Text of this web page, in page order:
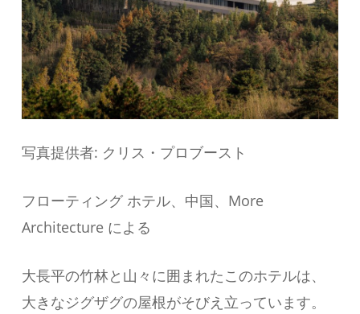
写真提供者: クリス・プロブースト
フローティング ホテル、中国、More
Architecture による
大長平の竹林と山々に囲まれたこのホテルは、
大きなジグザグの屋根がそびえ立っています。